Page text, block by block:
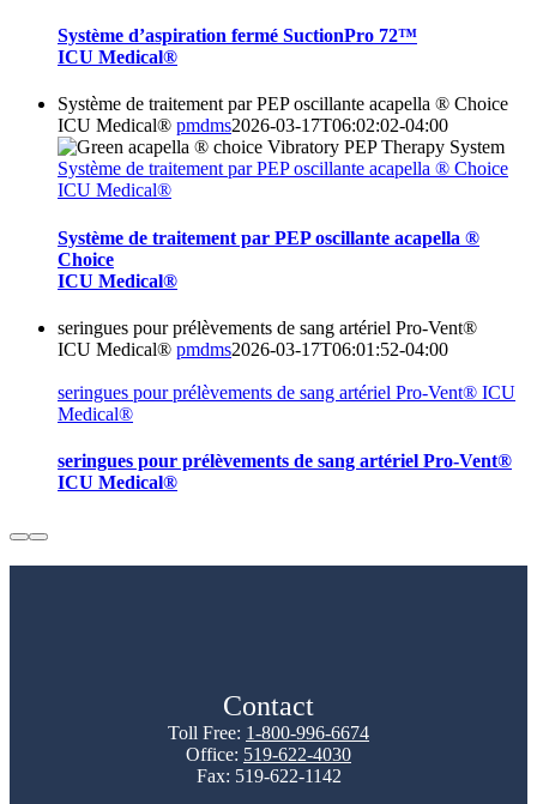
Système d’aspiration fermé SuctionPro 72™
ICU Medical®
Système de traitement par PEP oscillante acapella ® Choice
ICU Medical® pmdms2026-03-17T06:02:02-04:00
Système de traitement par PEP oscillante acapella ® Choice
ICU Medical®
Système de traitement par PEP oscillante acapella ®
Choice
ICU Medical®
seringues pour prélèvements de sang artériel Pro-Vent®
ICU Medical® pmdms2026-03-17T06:01:52-04:00
seringues pour prélèvements de sang artériel Pro-Vent® ICU
Medical®
seringues pour prélèvements de sang artériel Pro-Vent®
ICU Medical®
Contact
Toll Free: 1-800-996-6674
Office: 519-622-4030
Fax: 519-622-1142